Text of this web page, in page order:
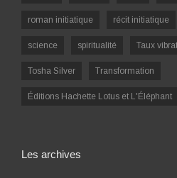
roman initiatique récit initiatique
science spiritualité Taux
Tosha Silver Transformation
Éditions Hachette Lotus et L'Éléphant
Les archives